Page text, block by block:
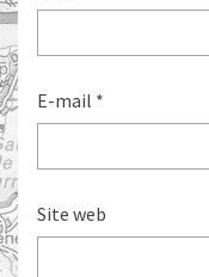
E-mail *
Site web